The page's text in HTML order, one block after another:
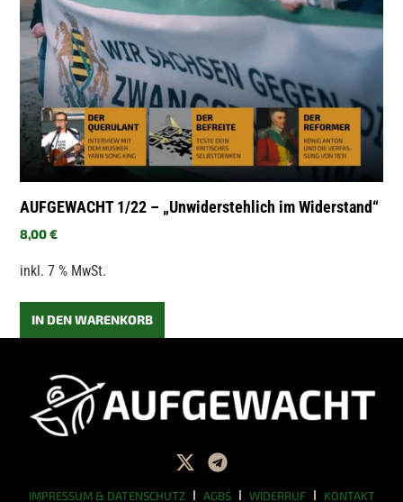
AUFGEWACHT 1/22 – „Unwiderstehlich im Widerstand“
8,00€
inkl. 7 % MwSt.
IN DEN WARENKORB
IMPRESSUM & DATENSCHUTZ AGBS WIDERRUF KONTAKT